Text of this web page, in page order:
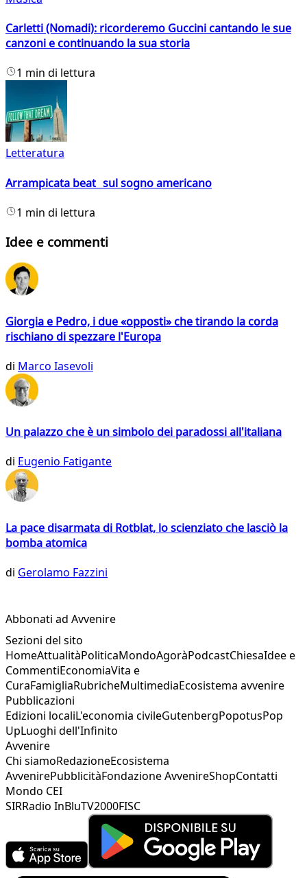
Carletti (Nomadi): ricorderemo Guccini cantando le sue
canzoni e continuando la sua storia
1 min di lettura
Letteratura
Arrampicata beat sul sogno americano
1 min di lettura
Idee e commenti
Giorgia e Pedro, i due «opposti» che tirando la corda
rischiano di spezzare l'Europa
di Marco Iasevoli
Un palazzo che è un simbolo dei paradossi all'italiana
di Eugenio Fatigante
La pace disarmata di Rotblat, lo scienziato che lasciò la
bomba atomica
di Gerolamo Fazzini
Abbonati ad Avvenire
Sezioni del sito
HomeAttualitàPoliticaMondoAgoràPodcastChiesaIdee e
CommentiEconomiaVita e
CuraFamigliaRubricheMultimediaEcosistema avvenire
Pubblicazioni
Edizioni localiL'economia civileGutenbergPopotusPop
UpLuoghi dell'Infinito
Avvenire
Chi siamoRedazioneEcosistema
AvvenirePubblicitàFondazione AvvenireShopContatti
Mondo CEI
SIRRadio InBluTV2000FISC